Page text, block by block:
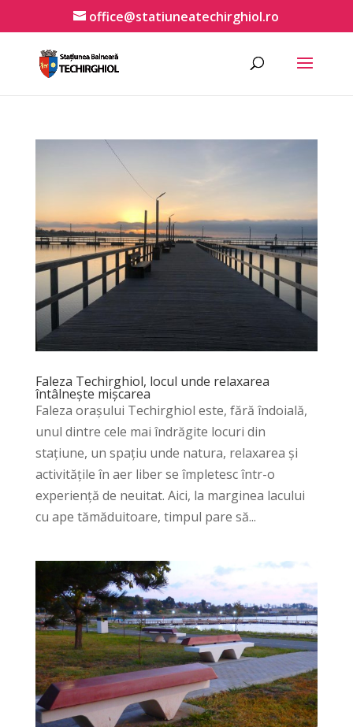
office@statiuneatechirghiol.ro
Faleza Techirghiol, locul unde relaxarea
întâlnește mișcarea
Faleza orașului Techirghiol este, fără îndoială,
unul dintre cele mai îndrăgite locuri din
stațiune, un spațiu unde natura, relaxarea și
activitățile în aer liber se împletesc într-o
experiență de neuitat. Aici, la marginea lacului
cu ape tămăduitoare, timpul pare să...